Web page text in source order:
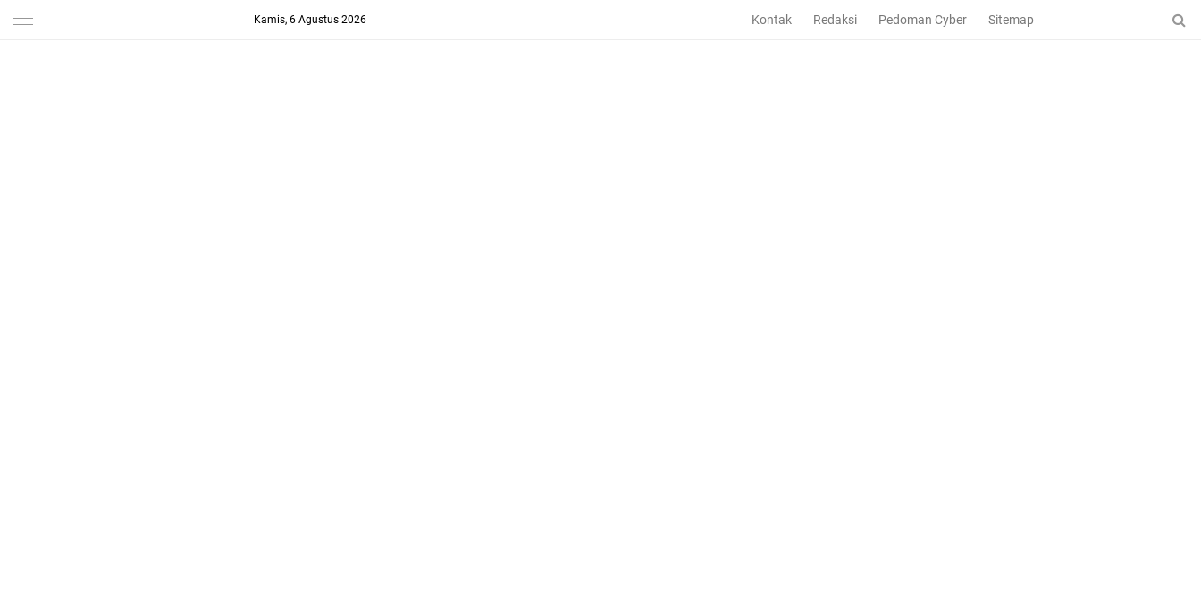
Kamis, 6 Agustus 2026 Kontak Redaksi Pedoman Cyber Sitemap